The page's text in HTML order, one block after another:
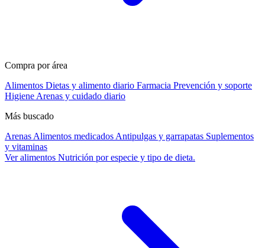
Compra por área
Alimentos Dietas y alimento diario Farmacia Prevención y soporte
Higiene Arenas y cuidado diario
Más buscado
Arenas Alimentos medicados Antipulgas y garrapatas Suplementos
y vitaminas
Ver alimentos Nutrición por especie y tipo de dieta.